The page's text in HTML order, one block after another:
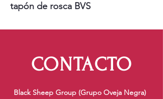
tapón de rosca BVS
CONTACTO
Black Sheep Group (Grupo Oveja Negra)